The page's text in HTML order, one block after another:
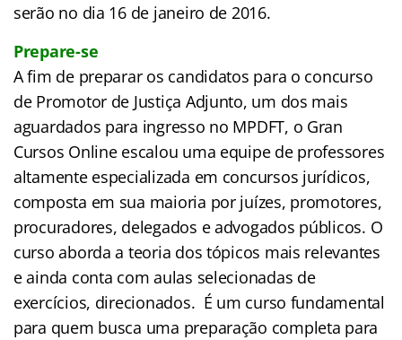
serão no dia 16 de janeiro de 2016.
Prepare-se
A fim de preparar os candidatos para o concurso
de Promotor de Justiça Adjunto, um dos mais
aguardados para ingresso no MPDFT, o Gran
Cursos Online escalou uma equipe de professores
altamente especializada em concursos jurídicos,
composta em sua maioria por juízes, promotores,
procuradores, delegados e advogados públicos. O
curso aborda a teoria dos tópicos mais relevantes
e ainda conta com aulas selecionadas de
exercícios, direcionados. É um curso fundamental
para quem busca uma preparação completa para